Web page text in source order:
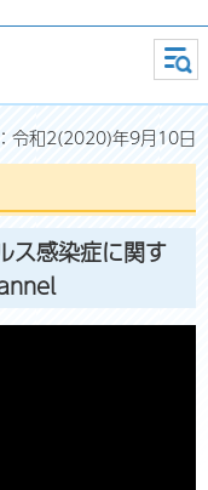
メニ
ュー
令和2(2020)年9月10日
ス感染症に関す